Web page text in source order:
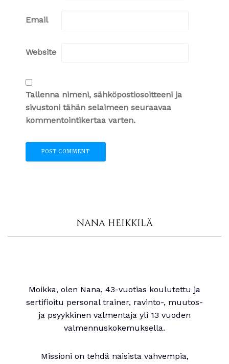
Email
Website
Tallenna nimeni, sähköpostiosoitteeni ja
sivustoni tähän selaimeen seuraavaa
kommentointikertaa varten.
NANA HEIKKILÄ
Moikka, olen Nana, 43-vuotias koulutettu ja
sertifioitu personal trainer, ravinto-, muutos-
ja psyykkinen valmentaja yli 13 vuoden
valmennuskokemuksella.
Missioni on tehdä naisista vahvempia,